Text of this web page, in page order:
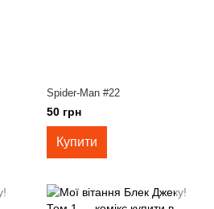
Spider-Man #22
50 грн
Купити